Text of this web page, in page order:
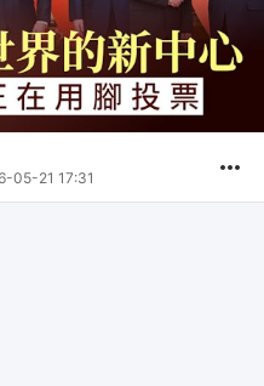
05-21 17:31